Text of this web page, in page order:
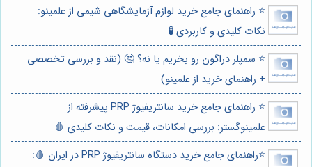
⭐️ راهنمای جامع خرید لوازم آزمایشگاهی شیمی از علمینو:
نکات کلیدی و کاربردی 🧪
⭐️ سمپلر دراگون رو بخریم یا نه؟ 🤔 (نقد و بررسی تخصصی
+ راهنمای خرید از علمینو)
⭐️ راهنمای جامع خرید سانتریفیوژ PRP پیشرفته از
علمینوگستر: بررسی امکانات، قیمت و نکات کلیدی 🩸
⭐️راهنمای جامع خرید دستگاه سانتریفیوژ PRP در ایران 🩸: